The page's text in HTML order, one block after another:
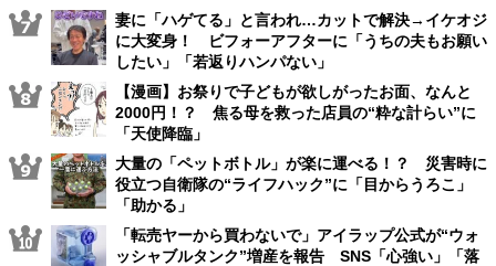
妻に「ハゲてる」と言われ…カットで解決→イケオジ
に大変身！ ビフォーアフターに「うちの夫もお願い
したい」「若返りハンパない」
【漫画】お祭りで子どもが欲しがったお面、なんと
2000円！？ 焦る母を救った店員の“粋な計らい”に
「天使降臨」
大量の「ペットボトル」が楽に運べる！？ 災害時に
役立つ自衛隊の“ライフハック”に「目からうろこ」
「助かる」
「転売ヤーから買わないで」アイラップ公式が“ウォ
ッシャブルタンク”増産を報告 SNS「心強い」「落